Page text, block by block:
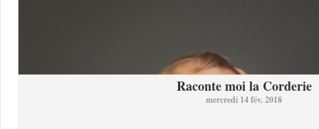
Raconte moi la Corderie
mercredi 14 fév. 2018